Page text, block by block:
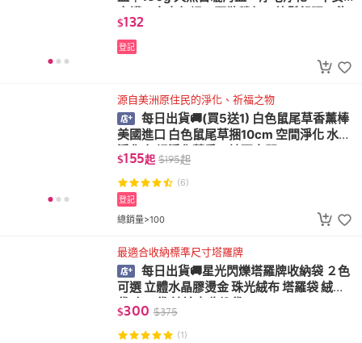
守護、安定氣場、驅散穢氣、放鬆舒眠、能
量…
$132
登記
源自美洲原住民的淨化、祈福之物
每日出貨🚚(買5送1) 白色鼠尾草香薰棒
美國進口 白色鼠尾草捆10cm 空間淨化 水晶
淨化 氣場淨化薰香，神聖空間
$155起 $195起
(6)
總銷量>100
登記
最適合收納標準尺寸塔羅牌
每日出貨🚚星光閃爍塔羅牌收納袋 ２色
可選 立體水晶膠燙金 珠光絨布 塔羅袋 絨布
袋 束口袋 神諭卡收納袋
$300 $375
(1)